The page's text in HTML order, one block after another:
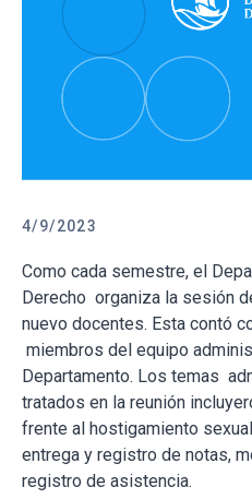
4/9/2023
Como cada semestre, el
Derecho organiza la sesión
nuevo docentes. Esta contó
miembros del equipo
Departamento. Los temas
tratados en la reunión
frente al hostigamiento
entrega y registro de notas,
registro de asistencia.